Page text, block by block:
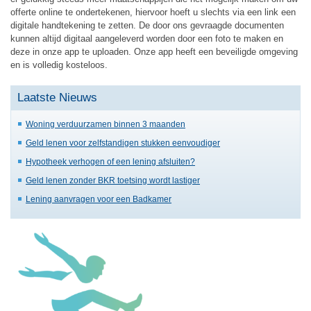
offerte online te ondertekenen, hiervoor hoeft u slechts via een link een
digitale handtekening te zetten. De door ons gevraagde documenten
kunnen altijd digitaal aangeleverd worden door een foto te maken en
deze in onze app te uploaden. Onze app heeft een beveiligde omgeving
en is volledig kosteloos.
Laatste Nieuws
Woning verduurzamen binnen 3 maanden
Geld lenen voor zelfstandigen stukken eenvoudiger
Hypotheek verhogen of een lening afsluiten?
Geld lenen zonder BKR toetsing wordt lastiger
Lening aanvragen voor een Badkamer